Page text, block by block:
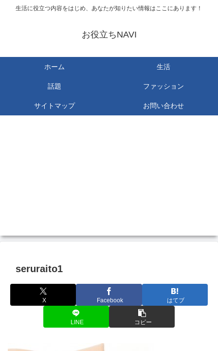
生活に役立つ内容をはじめ、あなたが知りたい情報はここにあります！
お役立ちNAVI
ホーム 生活
話題 ファッション
サイトマップ お問い合わせ
seruraito1
X Facebook はてブ
LINE コピー